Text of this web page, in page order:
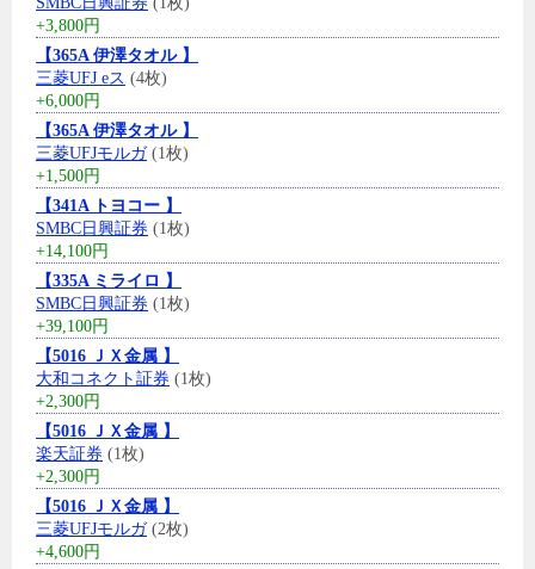
+3,800円
【365A 伊澤タオル 】
三菱UFJ eス (4枚)
+6,000円
【365A 伊澤タオル 】
三菱UFJモルガ(1枚)
+1,500円
【341A トヨコー 】
SMBC日興証券 (1枚)
+14,100円
【335A ミライロ 】
SMBC日興証券 (1枚)
+39,100円
【5016 ＪＸ金属 】
大和コネクト証券 (1枚)
+2,300円
【5016 ＪＸ金属 】
楽天証券 (1枚)
+2,300円
【5016 ＪＸ金属 】
三菱UFJモルガ(2枚)
+4,600円